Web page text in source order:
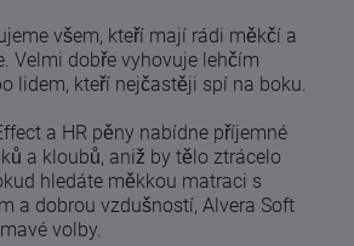
všem, kteří mají rádi měkčí a
Velmi dobře vyhovuje lehčím
lidem, kteří nejčastěji spí na boku.
a HR pěny nabídne příjemné
a kloubů, aniž by tělo ztrácelo
hledáte měkkou matraci s
a dobrou vzdušností, Alvera Soft
volby.